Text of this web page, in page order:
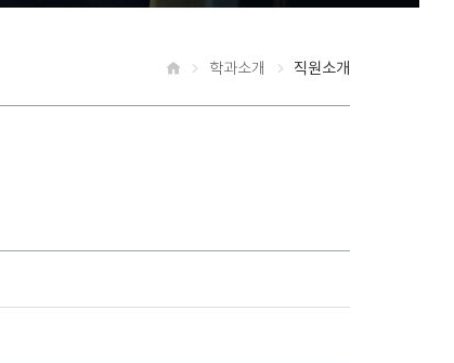
학과소개 직원소개